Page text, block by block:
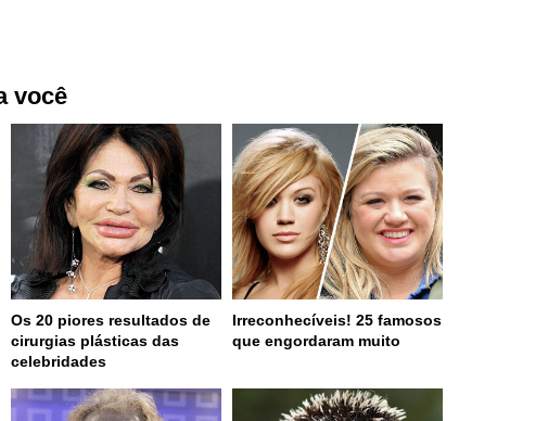
você
Os 20 piores resultados de
cirurgias plásticas das
celebridades
Irreconhecíveis! 25 famosos
que engordaram muito